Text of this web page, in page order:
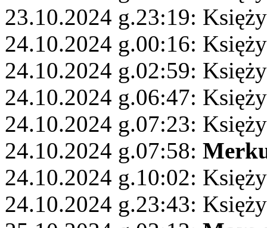
23.10.2024 g.23:19:
24.10.2024 g.00:16:
24.10.2024 g.02:59:
24.10.2024 g.06:47:
24.10.2024 g.07:23:
24.10.2024 g.07:58:
24.10.2024 g.10:02:
24.10.2024 g.23:43: